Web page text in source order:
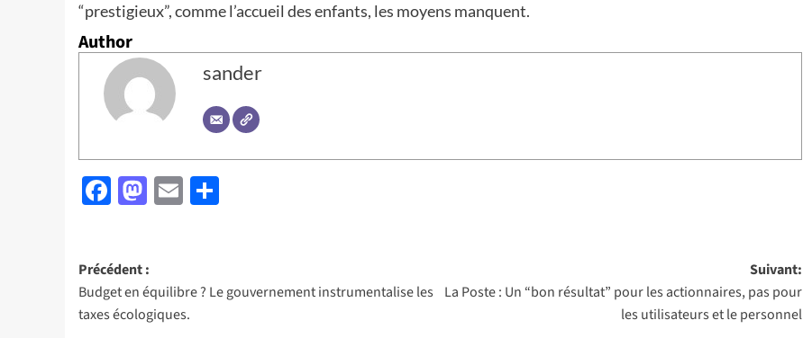
“prestigieux”, comme l’accueil des enfants, les moyens manquent.
Author
sander
Facebook
Mastodon
Email
Navigation
d’article
Précédent :
Budget en équilibre ? Le gouvernement instrumentalise les
taxes écologiques.
Suivant:
La Poste : Un “bon résultat” pour les actionnaires, pas pour
les utilisateurs et le personnel